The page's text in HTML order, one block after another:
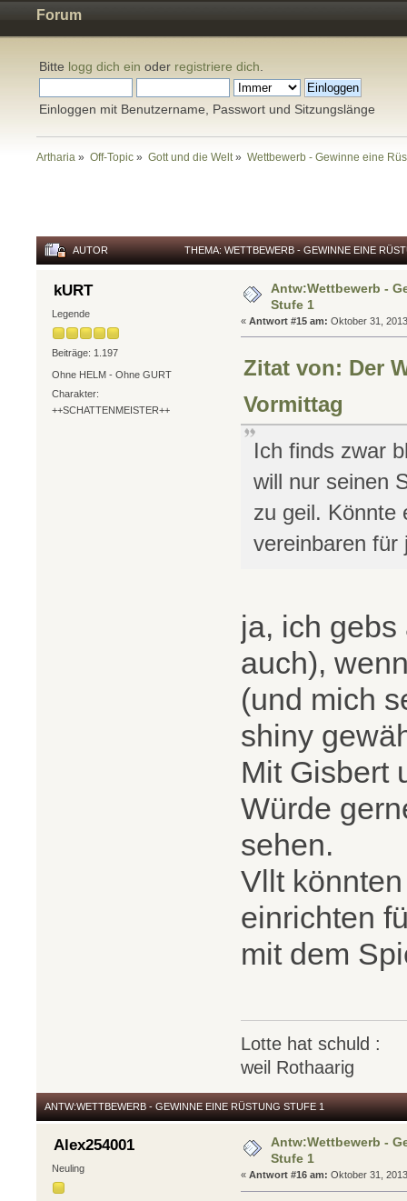
Forum
Bitte logg dich ein oder registriere dich
Einloggen mit Benutzername, Passwort und Sitzungslänge
Artharia » Off-Topic » Gott und die Welt » Wettbewerb - Gewinne eine
AUTOR THEMA: WETTBEWERB - GEWINNE EINE
kURT
Legende
Beiträge: 1.197
Ohne HELM - Ohne GURT
Charakter:
++SCHATTENMEISTER++
Antw:Wettbewerb -
Stufe 1
«Antwort #15 am: Oktober 31,
Zitat von: Der
Vormittag
Ich finds zwar
will nur seinen
zu geil. Könnte
vereinbaren
ja, ich
auch),
(und mich
shiny
Mit Gisbert
Würde
sehen.
Vllt
einrichten
mit dem
Lotte hat schuld :
weil Rothaarig
ANTW:WETTBEWERB - GEWINNE EINE RÜSTUNG STUFE 1
Alex254001
Neuling
Antw:Wettbewerb -
Stufe 1
«Antwort #16 am: Oktober 31,